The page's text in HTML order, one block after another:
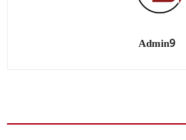
Admin9